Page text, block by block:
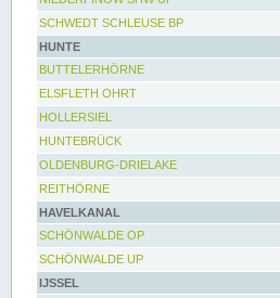
SCHWEDT SCHLEUSE BP
HUNTE
BUTTELERHÖRNE
ELSFLETH OHRT
HOLLERSIEL
HUNTEBRÜCK
OLDENBURG-DRIELAKE
REITHÖRNE
HAVELKANAL
SCHÖNWALDE OP
SCHÖNWALDE UP
IJSSEL